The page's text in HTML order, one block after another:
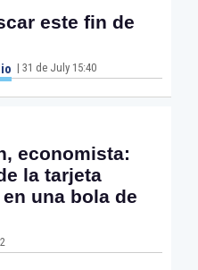
este fin de
| 31 de July 15:40
economista:
la tarjeta
una bola de